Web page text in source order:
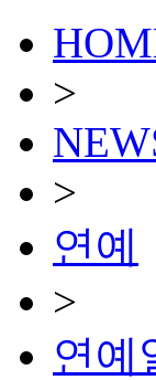
>
>
연예
>
연예